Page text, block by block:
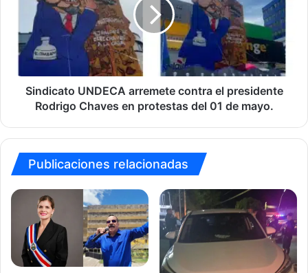
contra
presidente
Rodrigo
Chaves
en
protestas
Sindicato UNDECA arremete contra el presidente
Rodrigo Chaves en protestas del 01 de mayo.
Publicaciones relacionadas